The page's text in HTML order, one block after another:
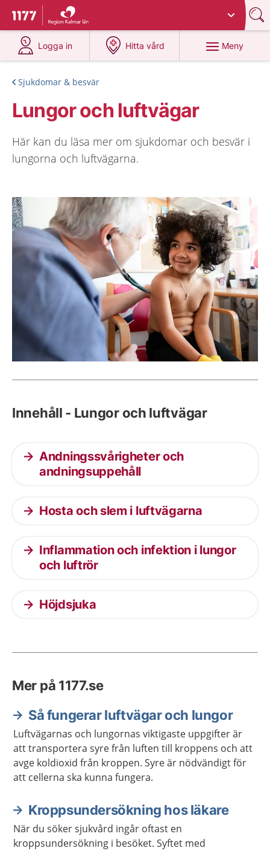
Till startsidan för 1177
Du har valt region
Logga in
på 1177.se
Hitta vård
på 1177.se
Meny
Sjukdomar & besvär
Lungor och luftvägar
Här kan du läsa mer om sjukdomar och besvär i
lungorna och luftvägarna.
Innehåll - Lungor och luftvägar
Andningssvårigheter och
andningsuppehåll
Hosta och slem i luftvägarna
Inflammation och infektion i lungor
och luftrör
Höjdsjuka
Mer på 1177.se
Så fungerar luftvägar och lungor
Luftvägarnas och lungornas viktigaste uppgifter är
att transportera syre från luften till kroppens och att
avge koldioxid från kroppen. Syre är nödvändigt för
att cellerna ska kunna fungera.
Kroppsundersökning hos läkare
När du söker sjukvård ingår oftast en
kroppsundersökning i besöket. Syftet med